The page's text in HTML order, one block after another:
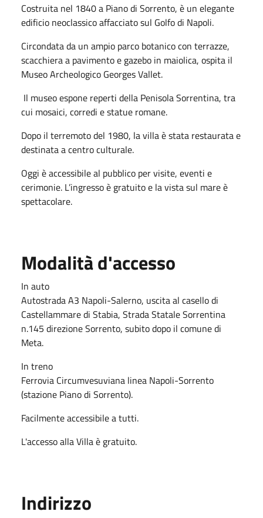
Costruita nel 1840 a Piano di Sorrento, è un elegante
edificio neoclassico affacciato sul Golfo di Napoli.
Circondata da un ampio parco botanico con terrazze,
scacchiera a pavimento e gazebo in maiolica, ospita il
Museo Archeologico Georges Vallet.
Il museo espone reperti della Penisola Sorrentina, tra
cui mosaici, corredi e statue romane.
Dopo il terremoto del 1980, la villa è stata restaurata e
destinata a centro culturale.
Oggi è accessibile al pubblico per visite, eventi e
cerimonie. L’ingresso è gratuito e la vista sul mare è
spettacolare.
Modalità d'accesso
In auto
Autostrada A3 Napoli-Salerno, uscita al casello di
Castellammare di Stabia, Strada Statale Sorrentina
n.145 direzione Sorrento, subito dopo il comune di
Meta.
In treno
Ferrovia Circumvesuviana linea Napoli-Sorrento
(stazione Piano di Sorrento).
Facilmente accessibile a tutti.
L'accesso alla Villa è gratuito.
Indirizzo